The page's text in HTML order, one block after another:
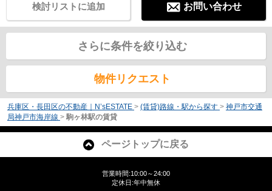
お問い合わせ
検討リストに追加
さらに条件を絞り込む
物件リクエスト
兵庫区・長田区の不動産｜N’sESTATE > (賃貸)路線・駅から探す > 神戸市交通
局神戸市海岸線 > 駒ヶ林駅の賃貸
ページトップに戻る
営業時間:10:00～24:00
定休日:年中無休